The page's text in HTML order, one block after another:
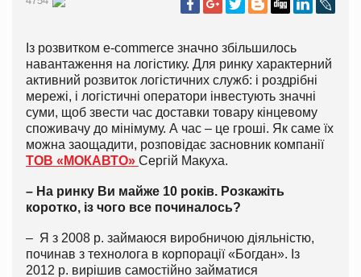
Із розвитком e-commerce значно збільшилось
навантаження на логістику. Для ринку характерний
активний розвиток логістичних служб: і роздрібні
мережі, і логістичні оператори інвестують значні
суми, щоб звести час доставки товару кінцевому
споживачу до мінімуму. А час – це гроші. Як саме їх
можна заощадити, розповідає засновник компанії
ТОВ «МОКАВТО» Сергій Макуха.
– На ринку Ви майже 10 років. Розкажіть
коротко, із чого все починалось?
– Я з 2008 р. займаюся виробничою діяльністю,
починав з технолога в корпорації «Богдан». Із
2012 р. вирішив самостійно займатися